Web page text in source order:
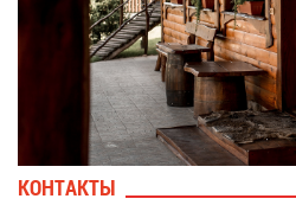
КОН­ТАК­ТЫ